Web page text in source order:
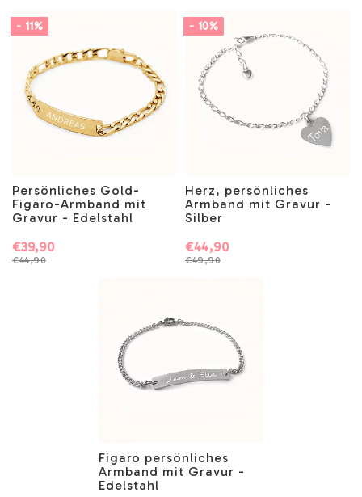
- 11%
Persönliches Gold-
Figaro-Armband mit
Gravur - Edelstahl
€44,90
€39,90
- 10%
Herz, persönliches
Armband mit Gravur -
Silber
€49,90
€44,90
Figaro persönliches
Armband mit Gravur -
Edelstahl